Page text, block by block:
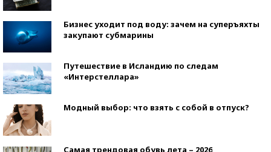
Бизнес уходит под воду: зачем на суперъяхты
закупают субмарины
Путешествие в Исландию по следам
«Интерстеллара»
Модный выбор: что взять с собой в отпуск?